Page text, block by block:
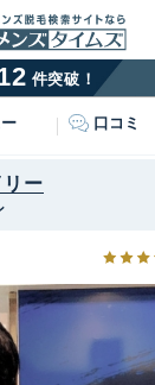
件突破！
口コミ
ー
サロンを探す